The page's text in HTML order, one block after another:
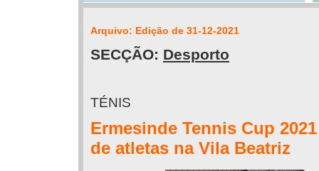
Arquivo: Edição de 31-12-2021
SECÇÃO: Desporto
TÉNIS
Ermesinde Tennis Cup
de atletas na Vila Beatriz